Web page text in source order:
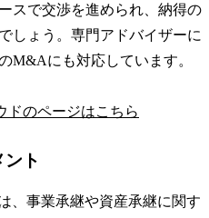
スで交渉を進められ、納得の
しょう。専門アドバイザーに
M&Aにも対応しています。
ドのページはこちら
ト
、事業承継や資産承継に関す